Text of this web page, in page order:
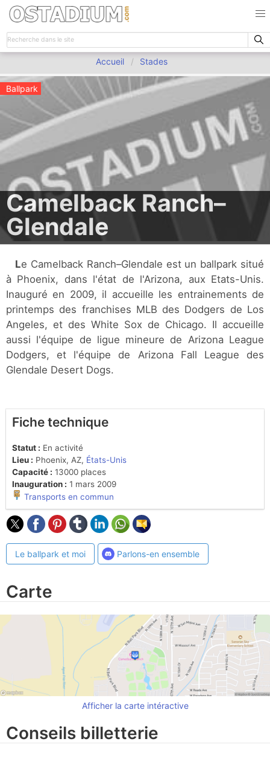
Accueil Stades
Ballpark
Camelback Ranch–
Glendale
Le Camelback Ranch–Glendale est un ballpark situé
à Phoenix, dans l'état de l'Arizona, aux Etats-Unis.
Inauguré en 2009, il accueille les entrainements de
printemps des franchises MLB des Dodgers de Los
Angeles, et des White Sox de Chicago. Il accueille
aussi l'équipe de ligue mineure de Arizona League
Dodgers, et l'équipe de Arizona Fall League des
Glendale Desert Dogs.
Fiche technique
Statut : En activité
Lieu : Phoenix, AZ, États-Unis
Capacité : 13000 places
Inauguration : 1 mars 2009
Transports en commun
Le ballpark et moi Parlons-en ensemble
Carte
Afficher la carte intéractive
Conseils billetterie